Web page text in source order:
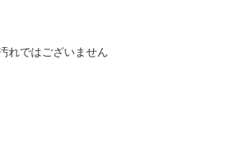
れではございません